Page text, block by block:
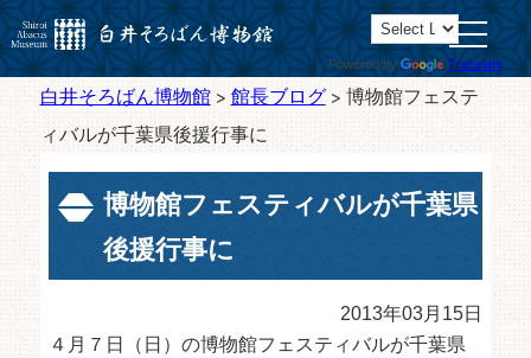
Powered by Translate
toggle
白井そろばん博物館> 館長ブログ> 博物館フェステ
ィバルが千葉県後援行事に
博物館フェスティバルが千葉県
後援行事に
2013年03月15日
４月７日（日）の博物館フェスティバルが千葉県